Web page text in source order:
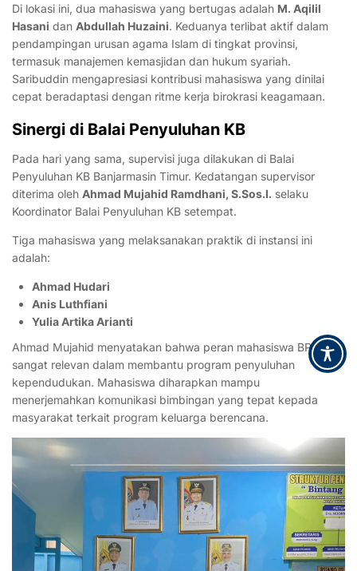
Di lokasi ini, dua mahasiswa yang bertugas adalah M. Aqilil
Hasani dan Abdullah Huzaini. Keduanya terlibat aktif dalam
pendampingan urusan agama Islam di tingkat provinsi,
termasuk manajemen kemasjidan dan hukum syariah.
Saribuddin mengapresiasi kontribusi mahasiswa yang dinilai
cepat beradaptasi dengan ritme kerja birokrasi keagamaan.
Sinergi di Balai Penyuluhan KB
Pada hari yang sama, supervisi juga dilakukan di Balai
Penyuluhan KB Banjarmasin Timur. Kedatangan supervisor
diterima oleh Ahmad Mujahid Ramdhani, S.Sos.I. selaku
Koordinator Balai Penyuluhan KB setempat.
Tiga mahasiswa yang melaksanakan praktik di instansi ini
adalah:
Ahmad Hudari
Anis Luthfiani
Yulia Artika Arianti
Ahmad Mujahid menyatakan bahwa peran mahasiswa BPI
sangat relevan dalam membantu program penyuluhan
kependudukan. Mahasiswa diharapkan mampu
menerjemahkan komunikasi bimbingan yang tepat kepada
masyarakat terkait program keluarga berencana.